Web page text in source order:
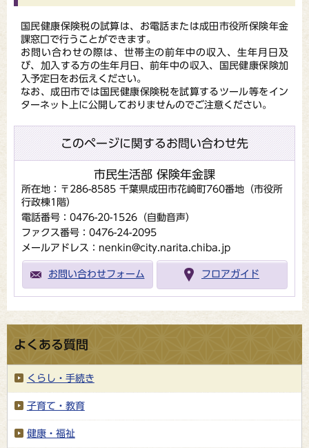
国民健康保険税の試算は、お電話または成田市役所保険年金
課窓口で行うことができます。
お問い合わせの際は、世帯主の前年中の収入、生年月日及
び、加入する方の生年月日、前年中の収入、国民健康保険加
入予定日をお伝えください。
なお、成田市では国民健康保険税を試算するツール等をイン
ターネット上に公開しておりませんのでご注意ください。
このページに関するお問い合わせ先
市民生活部 保険年金課
所在地：〒286-8585 千葉県成田市花崎町760番地（市役所
行政棟1階）
電話番号：0476-20-1526（自動音声）
ファクス番号：0476-24-2095
メールアドレス：nenkin@city.narita.chiba.jp
お問い合わせフォーム フロアガイド
よくある質問
くらし・手続き
子育て・教育
健康・福祉